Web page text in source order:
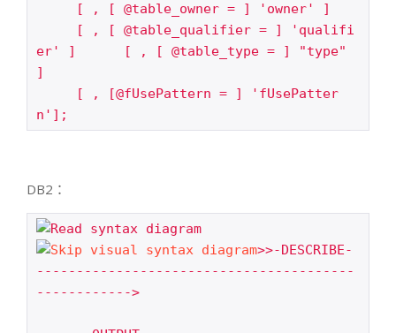
er' ]      [ , [ @table_type = ] "type"
]
n'];
DB2：
>>-DESCRIBE-
----------------------------------------
------------>